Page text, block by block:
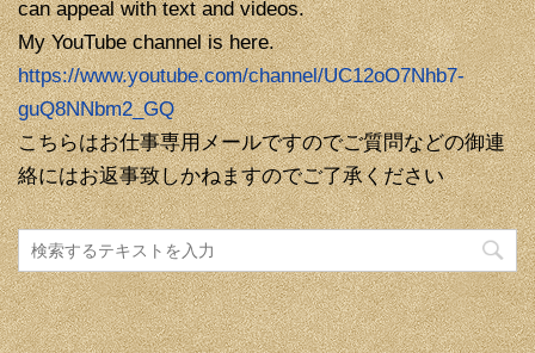
can appeal with text and videos.
My YouTube channel is here.
https://www.youtube.com/channel/UC12oO7Nhb7-
guQ8NNbm2_GQ
こちらはお仕事専用メールですのでご質問などの御連
絡にはお返事致しかねますのでご了承ください